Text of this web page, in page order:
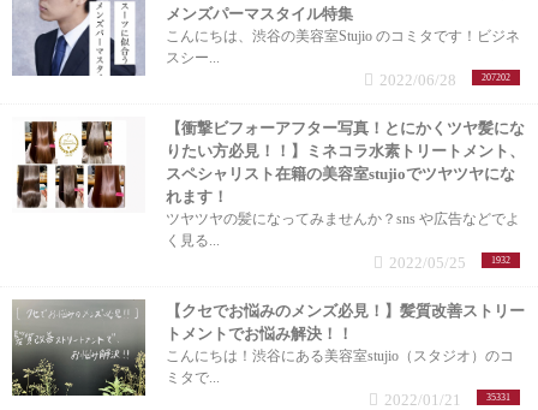
メンズパーマスタイル特集
こんにちは、渋谷の美容室Stujio のコミタです！ビジネ
スシー...
207202
2022/06/28
【衝撃ビフォーアフター写真！とにかくツヤ髪にな
りたい方必見！！】ミネコラ水素トリートメント、
スペシャリスト在籍の美容室stujioでツヤツヤにな
れます！
ツヤツヤの髪になってみませんか？sns や広告などでよ
く見る...
1932
2022/05/25
【クセでお悩みのメンズ必見！】髪質改善ストリー
トメントでお悩み解決！！
こんにちは！渋谷にある美容室stujio（スタジオ）のコ
ミタで...
35331
2022/01/21